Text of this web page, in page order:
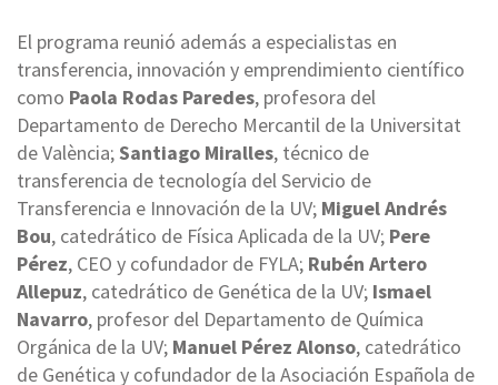
El programa reunió además a especialistas en
transferencia, innovación y emprendimiento científico
como Paola Rodas Paredes, profesora del
Departamento de Derecho Mercantil de la Universitat
de València;Santiago Miralles, técnico de
transferencia de tecnología del Servicio de
Transferencia e Innovación de la UV; Miguel Andrés
Bou, catedrático de Física Aplicada de la UV; Pere
Pérez, CEO y cofundador de FYLA; Rubén Artero
Allepuz, catedrático de Genética de la UV; Ismael
Navarro, profesor del Departamento de Química
Orgánica de la UV; Manuel Pérez Alonso, catedrático
de Genética y cofundador de la Asociación Española de